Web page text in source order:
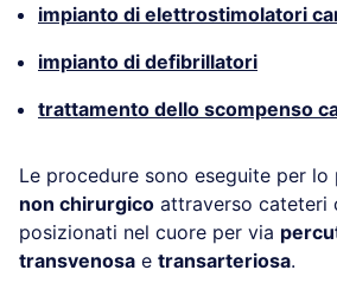
impianto di elettrostimolatori
impianto di defibrillatori
trattamento dello scompenso
Le procedure sono eseguite per lo
non chirurgico attraverso cateteri
posizionati nel cuore per via
transvenosa e transarteriosa.